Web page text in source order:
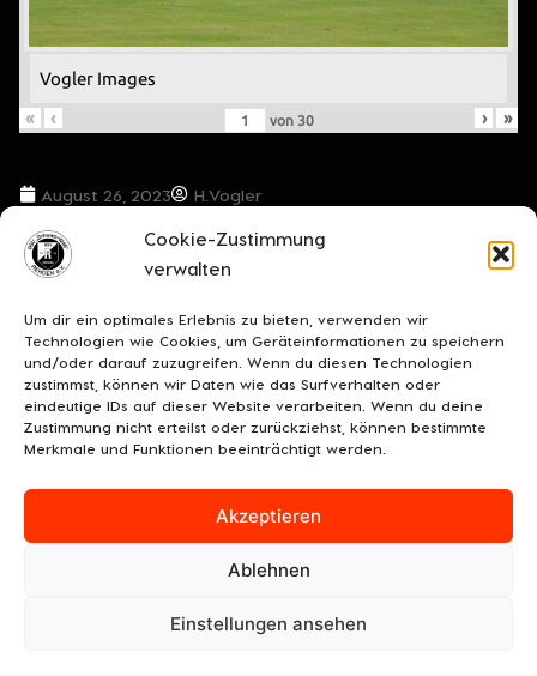
Cookie-Zustimmung
verwalten
Um dir ein optimales Erlebnis zu bieten, verwenden wir
Technologien wie Cookies, um Geräteinformationen zu speichern
und/oder darauf zuzugreifen. Wenn du diesen Technologien
zustimmst, können wir Daten wie das Surfverhalten oder
eindeutige IDs auf dieser Website verarbeiten. Wenn du deine
Zustimmung nicht erteilst oder zurückziehst, können bestimmte
Merkmale und Funktionen beeinträchtigt werden.
Akzeptieren
Ablehnen
Einstellungen ansehen
Vogler Images
«
‹ von 30 › »
August 26, 2023 H.Vogler
VORIGER BEITRAG NÄCHSTER BEITRAG
UNSERE SPONSOREN KONTAKT
DATENSCHUTZ/COOKIES COOKIE-RICHTLINIE (EU)